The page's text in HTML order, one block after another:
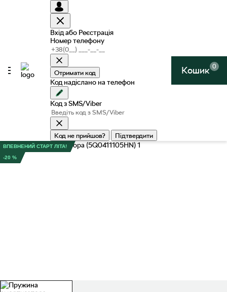
Кошик 0
Вхід або Реєстрація
Номер телефону
Отримати код
Код надіслано на телефон
Код з SMS/Viber
Код не прийшов? Підтвердити
ВПЕВНЕНИЙ СТАРТ ЛІТА!
-20 %